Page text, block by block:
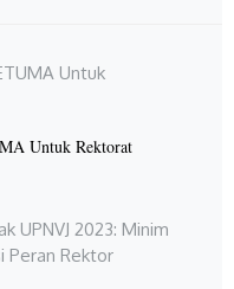
Untuk Rektorat